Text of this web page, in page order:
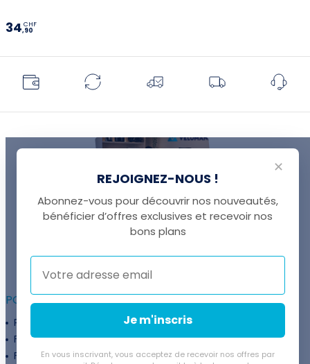
34,90
CHF
UNE QUESTION ?
+41 22 307 02 00
POUR ALLER PLUS LOIN :
Programme fidélité
Entreprises
Financement
Services
Flexibilité de paiement
Subventions
✕
REJOIGNEZ-NOUS !
Abonnez-vous pour découvrir nos nouveautés,
bénéficier d’offres exclusives et recevoir nos
bons plans
Je m'inscris
En vous inscrivant, vous acceptez de recevoir nos offres par